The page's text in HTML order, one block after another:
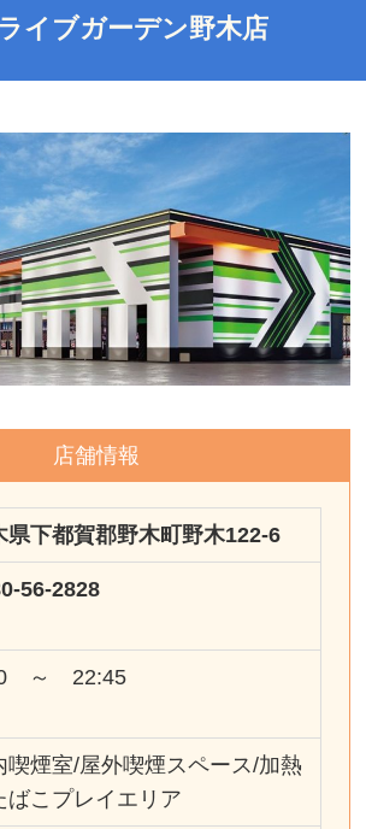
イブガーデン野木店
店舗情報
県下都賀郡野木町野木122-6
56-2828
～ 22:45
喫煙室/屋外喫煙スペース/加熱
ばこプレイエリア